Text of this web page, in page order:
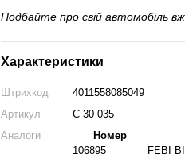
Подбайте про свій автомобіль
Характеристики
Штрихкод
4011558085049
Артикул
C 30 035
Аналоги
Номер
106895
FEBI